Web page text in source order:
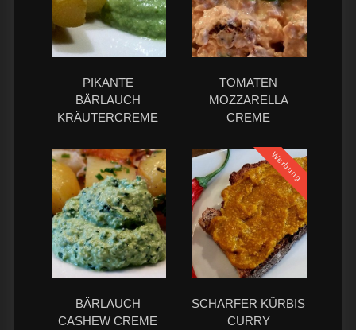
PIKANTE
BÄRLAUCH
KRÄUTERCREME
TOMATEN
MOZZARELLA
CREME
BÄRLAUCH
CASHEW CREME
Werbung
SCHARFER KÜRBIS
CURRY